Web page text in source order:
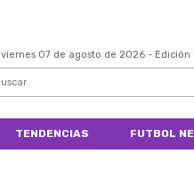
viernes 07 de agosto de 2026 - Edición
TENDENCIAS FUTBOL